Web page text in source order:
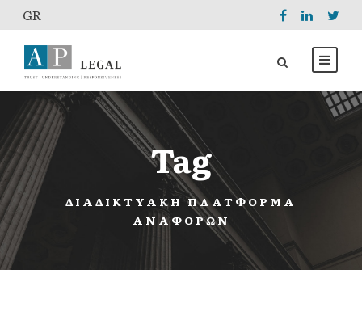
GR |
Tag
ΔΙΑΔΙΚΤΥΑΚΉ ΠΛΑΤΦΌΡΜΑ
ΑΝΑΦΟΡΏΝ